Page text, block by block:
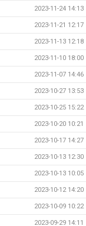
2023-11-24 14:13
2023-11-21 12:17
2023-11-13 12:18
2023-11-10 18:00
2023-11-07 14:46
2023-10-27 13:53
2023-10-25 15:22
2023-10-20 10:21
2023-10-17 14:27
2023-10-13 12:30
2023-10-13 10:05
2023-10-12 14:20
2023-10-09 10:22
2023-09-29 14:11